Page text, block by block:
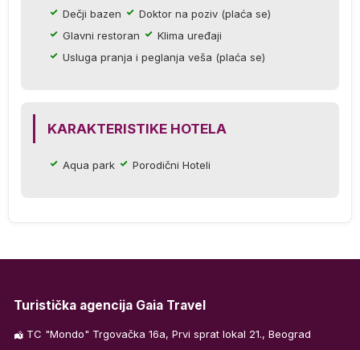
Dečji bazen
Doktor na poziv (plaća se)
Glavni restoran
Klima uređaji
Usluga pranja i peglanja veša (plaća se)
KARAKTERISTIKE HOTELA
Aqua park Porodični Hoteli
Turistička agencija Gaia Travel
TC "Mondo" Trgovačka 16a, Prvi sprat lokal 21., Beograd